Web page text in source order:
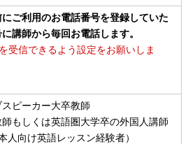
ご利用のお電話番号を登録していた
講師から毎回お電話します。
受信できるよう設定をお願いしま
ピーカー大卒教師
師もしくは英語圏大学卒の外国人講師
人向け英語レッスン経験者）